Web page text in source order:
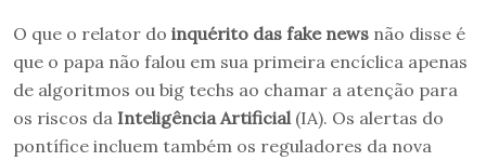
O que o relator do inquérito das fake news não disse é
que o papa não falou em sua primeira encíclica apenas
de algoritmos ou big techs ao chamar a atenção para
os riscos da Inteligência Artificial (IA). Os alertas do
pontífice incluem também os reguladores da nova